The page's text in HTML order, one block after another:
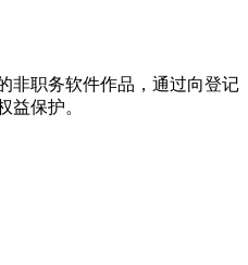
非职务软件作品，通过向登记
益保护。